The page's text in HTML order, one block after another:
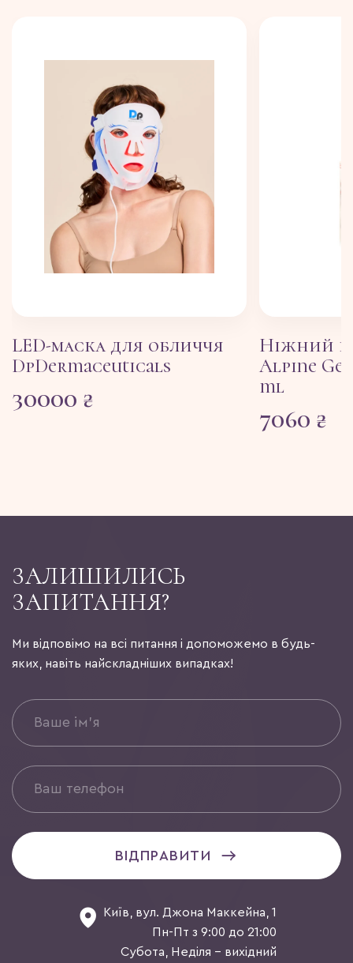
LED-маска для обличчя
DpDermaceuticals
30000 ₴
Ніжний
Alpine
ml
7060 ₴
ЗАЛИШИЛИСЬ
ЗАПИТАННЯ?
Ми відповімо на всі питання і допоможемо в будь-
яких, навіть найскладніших випадках!
ВІДПРАВИТИ
Київ, вул. Джона Маккейна, 1
Пн-Пт з 9:00 до 21:00
Субота, Неділя - вихідний